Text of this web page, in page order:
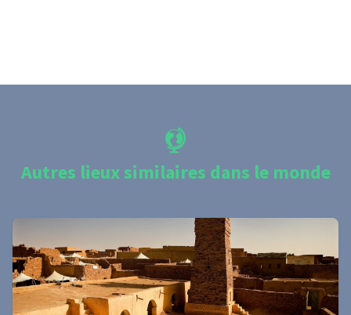
Autres lieux similaires dans le monde